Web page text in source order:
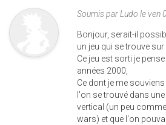
Soumis parLudo le ven
Bonjour, serait-il
un jeu qui se trouve sur
Ce jeu est sorti je
années 2000,
Ce dont je me
l'on se trouvé dans
vertical (un peu
wars) et que l'on